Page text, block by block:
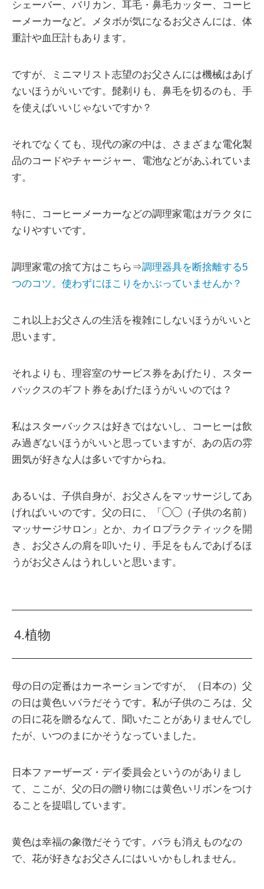
シェーバー、バリカン、耳毛・鼻毛カッター、コーヒ
ーメーカーなど。メタボが気になるお父さんには、体
重計や血圧計もあります。
ですが、ミニマリスト志望のお父さんには機械はあげ
ないほうがいいです。髭剃りも、鼻毛を切るのも、手
を使えばいいじゃないですか？
それでなくても、現代の家の中は、さまざまな電化製
品のコードやチャージャー、電池などがあふれていま
す。
特に、コーヒーメーカーなどの調理家電はガラクタに
なりやすいです。
調理家電の捨て方はこちら⇒調理器具を断捨離する5
つのコツ。使わずにほこりをかぶっていませんか？
これ以上お父さんの生活を複雑にしないほうがいいと
思います。
それよりも、理容室のサービス券をあげたり、スター
バックスのギフト券をあげたほうがいいのでは？
私はスターバックスは好きではないし、コーヒーは飲
み過ぎないほうがいいと思っていますが、あの店の雰
囲気が好きな人は多いですからね。
あるいは、子供自身が、お父さんをマッサージしてあ
げればいいのです。父の日に、「◯◯（子供の名前）
マッサージサロン」とか、カイロプラクティックを開
き、お父さんの肩を叩いたり、手足をもんであげるほ
うがお父さんはうれしいと思います。
4.植物
母の日の定番はカーネーションですが、（日本の）父
の日は黄色いバラだそうです。私が子供のころは、父
の日に花を贈るなんて、聞いたことがありませんでし
たが、いつのまにかそうなっていました。
日本ファーザーズ・デイ委員会というのがありまし
て、ここが、父の日の贈り物には黄色いリボンをつけ
ることを提唱しています。
黄色は幸福の象徴だそうです。バラも消えものなの
で、花が好きなお父さんにはいいかもしれません。